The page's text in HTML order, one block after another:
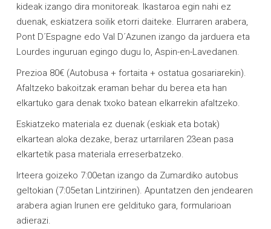
kideak izango dira monitoreak. Ikastaroa egin nahi ez
duenak, eskiatzera soilik etorri daiteke. Elurraren arabera,
Pont D´Espagne edo Val D´Azunen izango da jarduera eta
Lourdes inguruan egingo dugu lo, Aspin-en-Lavedanen.
Prezioa 80€ (Autobusa + fortaita + ostatua gosariarekin).
Afaltzeko bakoitzak eraman behar du berea eta han
elkartuko gara denak txoko batean elkarrekin afaltzeko.
Eskiatzeko materiala ez duenak (eskiak eta botak)
elkartean aloka dezake, beraz urtarrilaren 23ean pasa
elkartetik pasa materiala erreserbatzeko.
Irteera goizeko 7:00etan izango da Zumardiko autobus
geltokian (7:05etan Lintzirinen). Apuntatzen den jendearen
arabera agian Irunen ere geldituko gara, formularioan
adierazi.